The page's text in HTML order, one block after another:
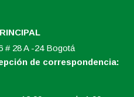
# 28 A -24 Bogotá
de correspondencia: